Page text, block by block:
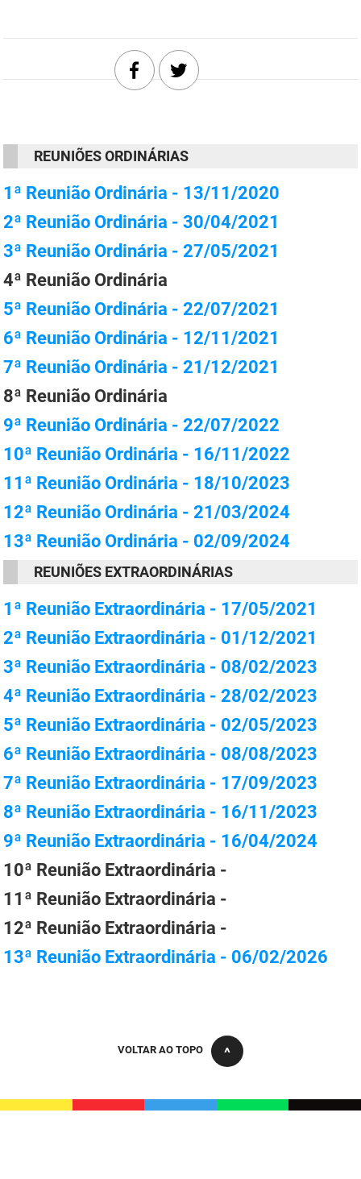
Secretaria de Governo
Juventude, Esporte e Lazer
Meio Ambiente e Sustentabilidade
Mulher e da Diversidade Humana
Representação Institucional
Saúde
Segurança e Defesa Social
FAC
Fundação Casa de José Américo
FUNAD
FUNDAC
IMEQ
IASS
IPHAEP
Ouvidoria Geral do Estado
PAP
PBGÁS
PBTUR
PBPREV
Projeto Cooperar
REUNIÕES ORDINÁRIAS
1ª Reunião Ordinária - 13/11/2020
2ª Reunião Ordinária - 30/04/2021
3ª Reunião Ordinária - 27/05/2021
4ª Reunião Ordinária
5ª Reunião Ordinária - 22/07/2021
6ª Reunião Ordinária - 12/11/2021
7ª Reunião Ordinária - 21/12/2021
8ª Reunião Ordinária
9ª Reunião Ordinária - 22/07/2022
10ª Reunião Ordinária - 16/11/2022
11ª Reunião Ordinária - 18/10/2023
12ª Reunião Ordinária - 21/03/2024
13ª Reunião Ordinária - 02/09/2024
REUNIÕES EXTRAORDINÁRIAS
1ª Reunião Extraordinária - 17/05/2021
2ª Reunião Extraordinária - 01/12/2021
3ª Reunião Extraordinária - 08/02/2023
4ª Reunião Extraordinária - 28/02/2023
5ª Reunião Extraordinária - 02/05/2023
6ª Reunião Extraordinária - 08/08/2023
7ª Reunião Extraordinária - 17/09/2023
8ª Reunião Extraordinária - 16/11/2023
9ª Reunião Extraordinária - 16/04/2024
10ª Reunião Extraordinária -
11ª Reunião Extraordinária -
12ª Reunião Extraordinária -
13ª Reunião Extraordinária - 06/02/2026
VOLTAR AO TOPO